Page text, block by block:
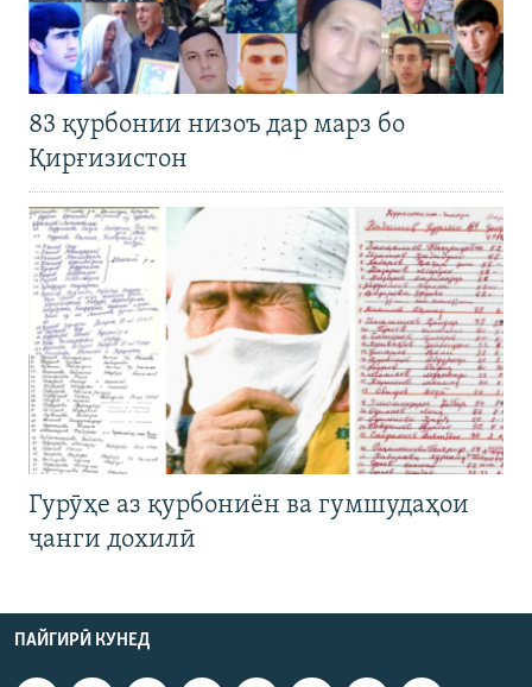
83 қурбонии низоъ дар марз бо
Қирғизистон
Гурӯҳе аз қурбониён ва гумшудаҳои
ҷанги дохилӣ
ПАЙГИРӢ КУНЕД